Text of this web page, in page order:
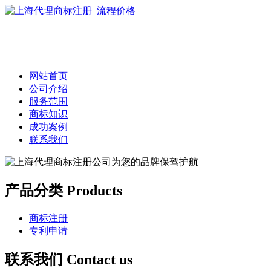
网站首页
公司介绍
服务范围
商标知识
成功案例
联系我们
产品分类 Products
商标注册
专利申请
联系我们 Contact us